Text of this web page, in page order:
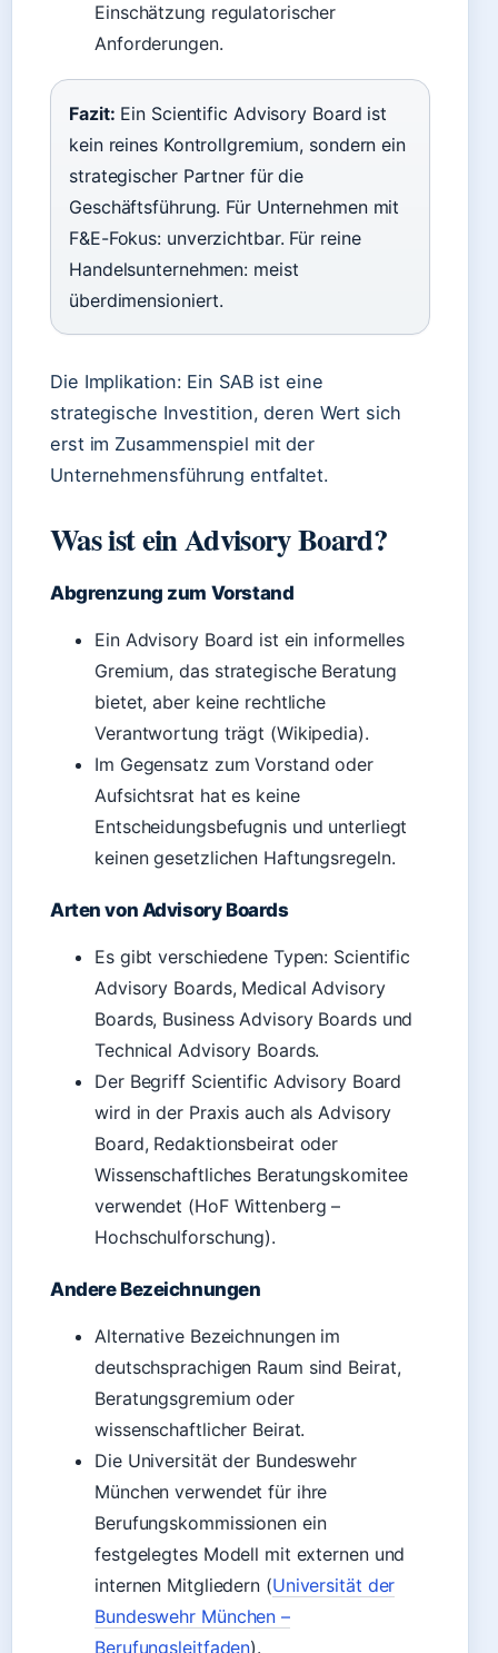
Einschätzung regulatorischer
Anforderungen.
Fazit: Ein Scientific Advisory Board ist
kein reines Kontrollgremium, sondern ein
strategischer Partner für die
Geschäftsführung. Für Unternehmen mit
F&E-Fokus: unverzichtbar. Für reine
Handelsunternehmen: meist
überdimensioniert.
Die Implikation: Ein SAB ist eine
strategische Investition, deren Wert sich
erst im Zusammenspiel mit der
Unternehmensführung entfaltet.
Was ist ein Advisory Board?
Abgrenzung zum Vorstand
Ein Advisory Board ist ein informelles
Gremium, das strategische Beratung
bietet, aber keine rechtliche
Verantwortung trägt (Wikipedia).
Im Gegensatz zum Vorstand oder
Aufsichtsrat hat es keine
Entscheidungsbefugnis und unterliegt
keinen gesetzlichen Haftungsregeln.
Arten von Advisory Boards
Es gibt verschiedene Typen: Scientific
Advisory Boards, Medical Advisory
Boards, Business Advisory Boards und
Technical Advisory Boards.
Der Begriff Scientific Advisory Board
wird in der Praxis auch als Advisory
Board, Redaktionsbeirat oder
Wissenschaftliches Beratungskomitee
verwendet (HoF Wittenberg –
Hochschulforschung).
Andere Bezeichnungen
Alternative Bezeichnungen im
deutschsprachigen Raum sind Beirat,
Beratungsgremium oder
wissenschaftlicher Beirat.
Die Universität der Bundeswehr
München verwendet für ihre
Berufungskommissionen ein
festgelegtes Modell mit externen und
internen Mitgliedern (Universität der
Bundeswehr München –
Berufungsleitfaden).